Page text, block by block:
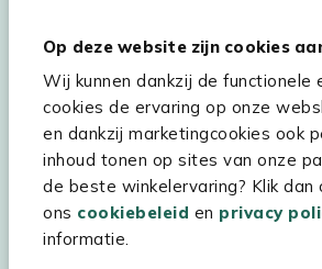
Op deze website zijn cookies
Wij kunnen dankzij de functionele
cookies de ervaring op onze
en dankzij marketingcookies ook
inhoud tonen op sites van onze
de beste winkelervaring? Klik dan
ons cookiebeleid en privacy
informatie.
Hulp & service
Assortiment
Kees Smit Tuinmeubelen
Experience Stores XXL